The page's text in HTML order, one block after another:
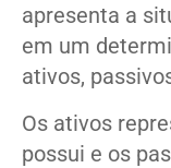
apresenta a
em um
ativos,
Os ativos
possui e os